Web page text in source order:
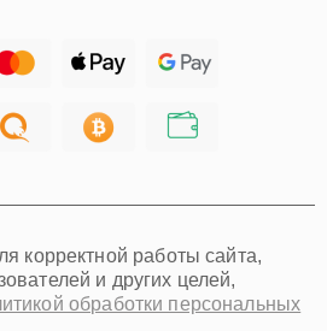
корректной работы сайта,
и других целей,
обработки персональных